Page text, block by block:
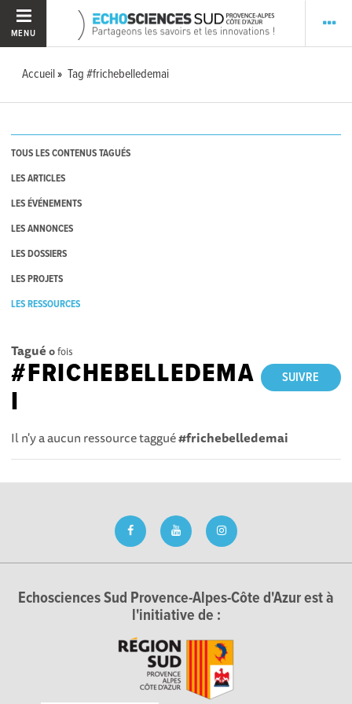
MENU
Accueil Tag #frichebelledemai
TOUS LES CONTENUS TAGUÉS
LES ARTICLES
LES ÉVÉNEMENTS
LES ANNONCES
LES DOSSIERS
LES PROJETS
LES RESSOURCES
Tagué 0fois
SUIVRE
#FRICHEBELLEDEMA
I
Il n'y a aucun ressource taggué#frichebelledemai
Echosciences Sud Provence-Alpes-Côte d'Azur est à
l'initiative de :